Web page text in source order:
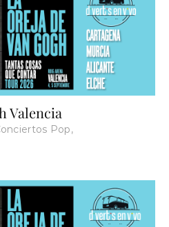
Valencia
Pop,